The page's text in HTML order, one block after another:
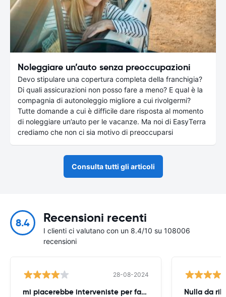
Noleggiare un’auto senza preoccupazioni
Devo stipulare una copertura completa della franchigia?
Di quali assicurazioni non posso fare a meno? E qual è la
compagnia di autonoleggio migliore a cui rivolgermi?
Tutte domande a cui è difficile dare risposta al momento
di noleggiare un’auto per le vacanze. Ma noi di EasyTerra
crediamo che non ci sia motivo di preoccuparsi
Consulta tutti gli articoli
8.4 Recensioni recenti
I clienti ci valutano con un 8.4/10 su 108006
recensioni
28-08-2024
mi piacerebbe interveniste per farmi Nulla da